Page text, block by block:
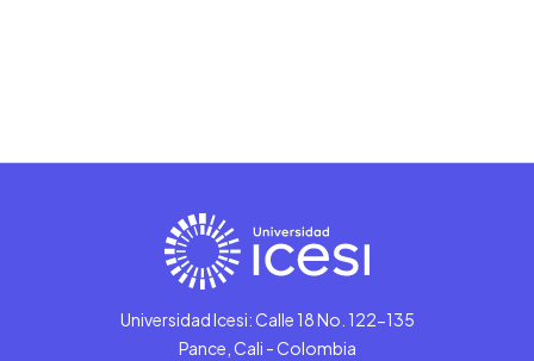
Universidad Icesi: Calle 18 No. 122-135
Pance, Cali - Colombia